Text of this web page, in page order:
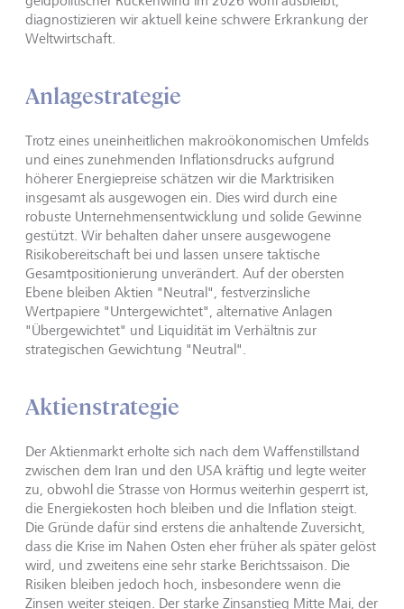
diagnostizieren wir aktuell keine schwere Erkrankung der
Weltwirtschaft.
Anlagestrategie
Trotz eines uneinheitlichen makroökonomischen Umfelds
und eines zunehmenden Inflationsdrucks aufgrund
höherer Energiepreise schätzen wir die Marktrisiken
insgesamt als ausgewogen ein. Dies wird durch eine
robuste Unternehmensentwicklung und solide Gewinne
gestützt. Wir behalten daher unsere ausgewogene
Risikobereitschaft bei und lassen unsere taktische
Gesamtpositionierung unverändert. Auf der obersten
Ebene bleiben Aktien "Neutral", festverzinsliche
Wertpapiere "Untergewichtet", alternative Anlagen
"Übergewichtet" und Liquidität im Verhältnis zur
strategischen Gewichtung "Neutral".
Aktienstrategie
Der Aktienmarkt erholte sich nach dem Waffenstillstand
zwischen dem Iran und den USA kräftig und legte weiter
zu, obwohl die Strasse von Hormus weiterhin gesperrt ist,
die Energiekosten hoch bleiben und die Inflation steigt.
Die Gründe dafür sind erstens die anhaltende Zuversicht,
dass die Krise im Nahen Osten eher früher als später gelöst
wird, und zweitens eine sehr starke Berichtssaison. Die
Risiken bleiben jedoch hoch, insbesondere wenn die
Zinsen weiter steigen. Der starke Zinsanstieg Mitte Mai, der